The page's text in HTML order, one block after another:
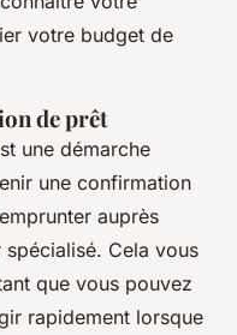
votre budget de
de prêt
une démarche
une confirmation
auprès
Cela vous
que vous pouvez
rapidement lorsque